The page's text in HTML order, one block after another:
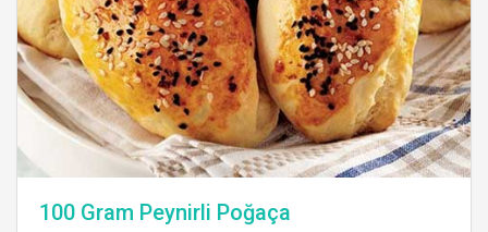
100 Gram Peynirli Poğaça